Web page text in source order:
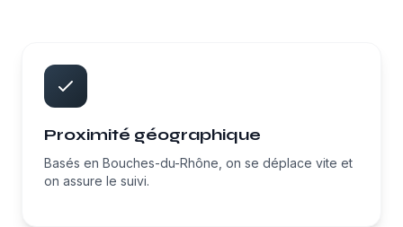
Proximité géographique
Basés en Bouches-du-Rhône, on se déplace vite et
on assure le suivi.